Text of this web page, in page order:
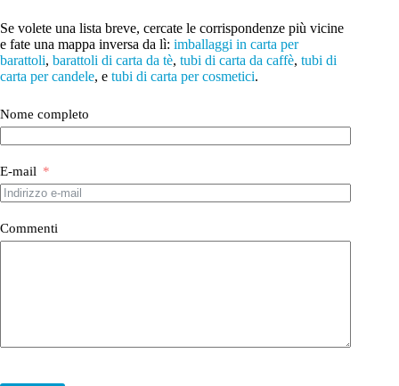
Se volete una lista breve, cercate le corrispondenze più vicine
e fate una mappa inversa da lì: imballaggi in carta per
barattoli, barattoli di carta da tè, tubi di carta da caffè, tubi di
carta per candele, e tubi di carta per cosmetici.
Nome completo
E-mail
Commenti